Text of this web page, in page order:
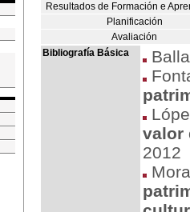
Resultados de Formación e
Planificación
Avaliación
Bibliografía Básica
valor
2012